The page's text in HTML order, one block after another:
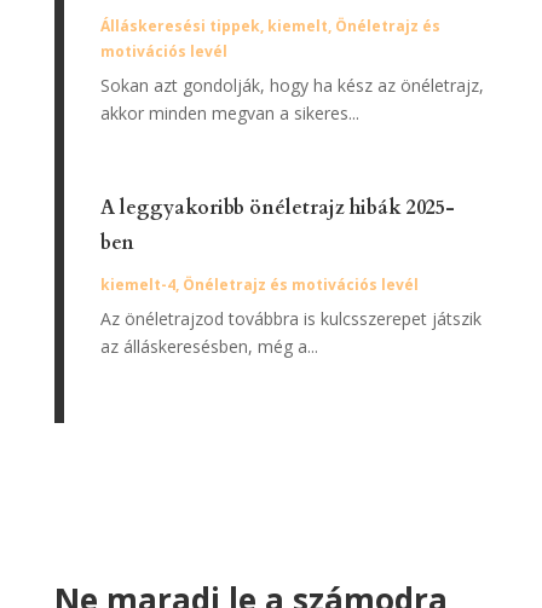
Álláskeresési tippek, kiemelt, Önéletrajz és
motivációs levél
Sokan azt gondolják, hogy ha kész az önéletrajz,
akkor minden megvan a sikeres...
A leggyakoribb önéletrajz hibák 2025-
ben
kiemelt-4, Önéletrajz és motivációs levél
Az önéletrajzod továbbra is kulcsszerepet játszik
az álláskeresésben, még a...